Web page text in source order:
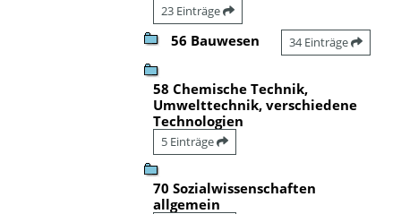
23 Einträge
56 Bauwesen 34 Einträge
58 Chemische Technik,
Umwelttechnik, verschiedene
Technologien
5 Einträge
70 Sozialwissenschaften
allgemein